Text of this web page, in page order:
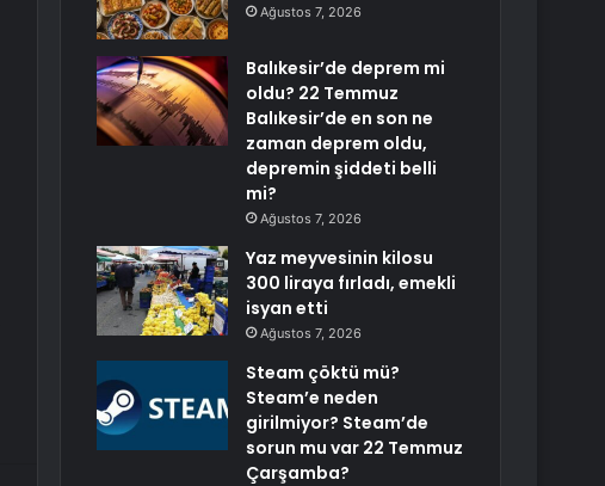
Ağustos 7, 2026
Balıkesir’de deprem mi
oldu? 22 Temmuz
Balıkesir’de en son ne
zaman deprem oldu,
depremin şiddeti belli
mi?
Ağustos 7, 2026
Yaz meyvesinin kilosu
300 liraya fırladı, emekli
isyan etti
Ağustos 7, 2026
Steam çöktü mü?
Steam’e neden
girilmiyor? Steam’de
sorun mu var 22 Temmuz
Çarşamba?